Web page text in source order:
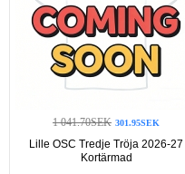
1 041.70SEK 301.95SEK
Lille OSC Tredje Tröja 2026-27
Kortärmad